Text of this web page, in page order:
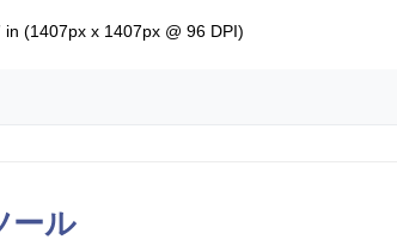
in (1407px x 1407px @ 96 DPI)
ール